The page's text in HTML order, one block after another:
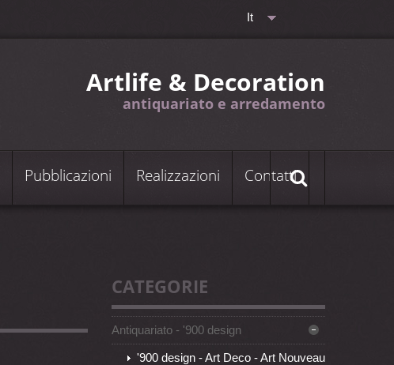
Pubblicazioni Realizzazioni Contatti
Artlife & Decoration
antiquariato e arredamento
It
CATEGORIE
Antiquariato - '900 design
'900 design - Art Deco - Art Nouveau